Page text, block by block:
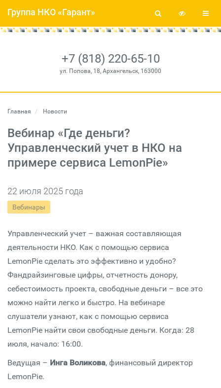
+7 (818) 220-65-10
ул. Попова, 18, Архангельск, 163000
Группа НКО «Гарант»
Главная Новости
Вебинар «Где деньги?
Управленческий учет в НКО на
примере сервиса LemonPie»
22 июля 2025 года
Вебинары
Управленческий учет – важная составляющая
деятельности НКО. Как с помощью сервиса
LemonPie сделать это эффективно и удобно?
Фандрайзинговые цифры, отчетность донору,
себестоимость проекта, свободные деньги – все это
можно найти легко и быстро. На вебинаре
слушатели узнают, как с помощью сервиса
LemonPie найти свои свободные деньги. Когда: 28
июля, начало: 16:00.
Ведущая – Инга Воликова, финансовый директор
LemonPie.